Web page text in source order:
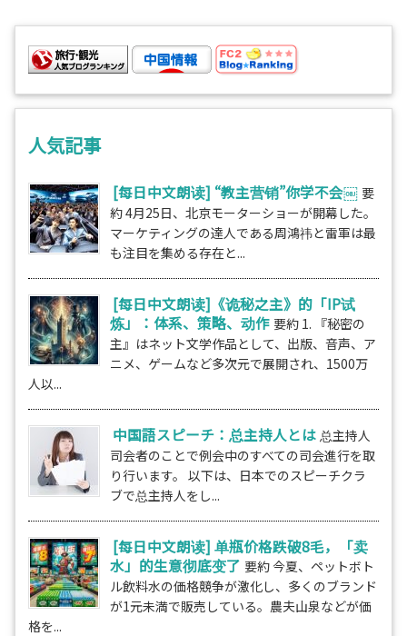
人気記事
[每日中文朗读] “教主营销”你学不会￼ 要
約 4月25日、北京モーターショーが開幕した。
マーケティングの達人である周鴻祎と雷軍は最
も注目を集める存在と...
[每日中文朗读]《诡秘之主》的「IP试
炼」：体系、策略、动作 要約 1. 『秘密の
主』はネット文学作品として、出版、音声、ア
ニメ、ゲームなど多次元で展開され、1500万
人以...
中国語スピーチ：总主持人とは 总主持人
司会者のことで例会中のすべての司会進行を取
り行います。 以下は、日本でのスピーチクラ
ブで总主持人をし...
[每日中文朗读] 单瓶价格跌破8毛，「卖
水」的生意彻底变了 要約 今夏、ペットボト
ル飲料水の価格競争が激化し、多くのブランド
が1元未満で販売している。農夫山泉などが価
格を...